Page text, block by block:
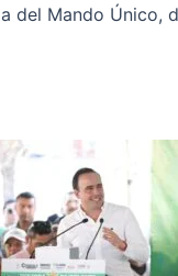
del Mando